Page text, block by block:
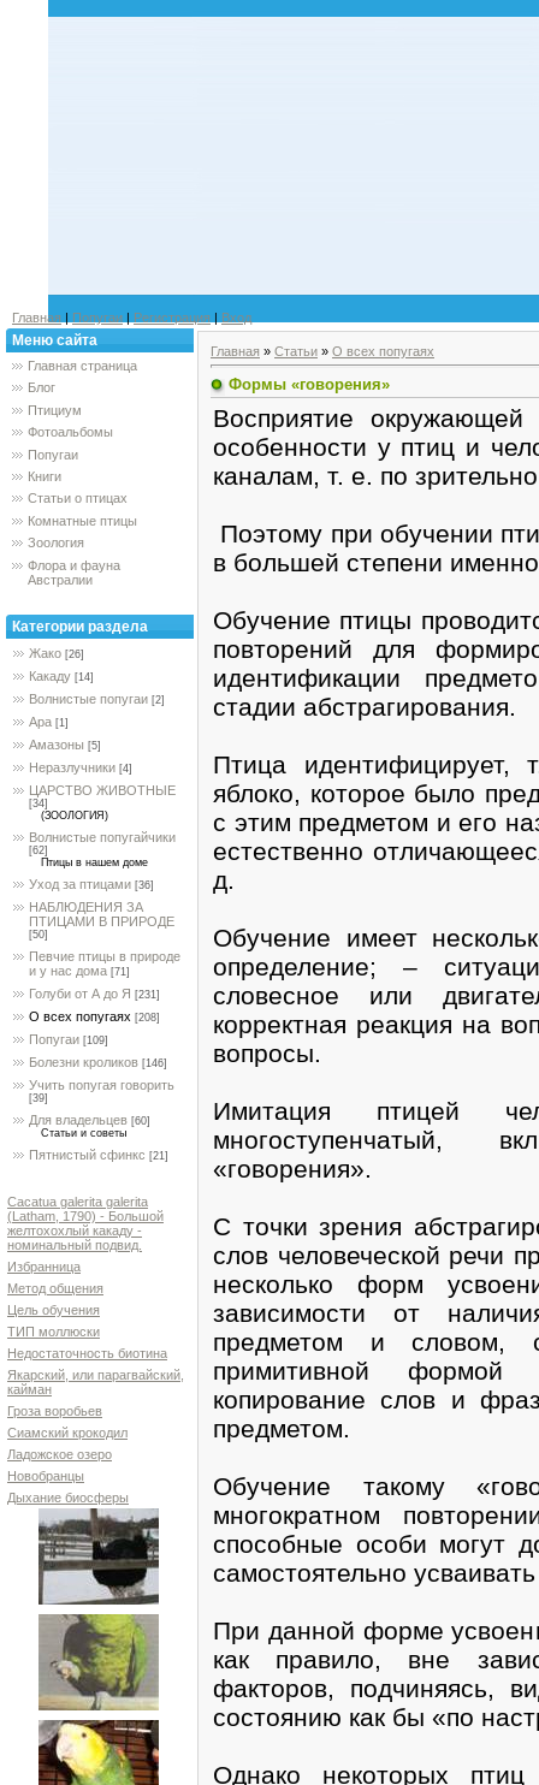
Главная | Попугаи | Регистрация | Вход
Меню сайта
Главная страница
Блог
Птициум
Фотоальбомы
Попугаи
Книги
Статьи о птицах
Комнатные птицы
Зоология
Флора и фауна
Австралии
Категории раздела
Жако [26]
Какаду [14]
Волнистые попугаи [2]
Ара [1]
Амазоны [5]
Неразлучники [4]
ЦАРСТВО ЖИВОТНЫЕ
[34]
(ЗООЛОГИЯ)
Волнистые попугайчики
[62]
Птицы в нашем доме
Уход за птицами [36]
НАБЛЮДЕНИЯ ЗА
ПТИЦАМИ В ПРИРОДЕ
[50]
Певчие птицы в природе
и у нас дома [71]
Голуби от А до Я [231]
О всех попугаях [208]
Попугаи [109]
Болезни кроликов [146]
Учить попугая говорить
[39]
Для владельцев [60]
Статьи и советы
Пятнистый сфинкс [21]
Cacatua galerita galerita
(Latham, 1790) - Большой
желтохохлый какаду -
номинальный подвид.
Избранница
Метод общения
Цель обучения
ТИП моллюски
Недостаточность биотина
Якарский, или парагвайский,
кайман
Гроза воробьев
Сиамский крокодил
Ладожское озеро
Новобранцы
Дыхание биосферы
Главная » Статьи » О всех попугаях
Формы «говорения»
Восприятие
особенности у птиц и
каналам, т. е. по
Поэтому при обучении
в большей степени
Обучение птицы
повторений для
идентификации
стадии абстрагирования.
Птица идентифицирует,
яблоко, которое было
с этим предметом и его
естественно
д.
Обучение имеет
определение; –
словесное или
корректная реакция на
вопросы.
Имитация птицей
многоступенчатый,
«говорения».
С точки зрения
слов человеческой речи
несколько форм
зависимости от
предметом и словом,
примитивной формой
копирование слов и
предметом.
Обучение такому
многократном
способные особи могут
самостоятельно
При данной форме
как правило, вне
факторов, подчиняясь,
состоянию как бы «по
Однако некоторых птиц